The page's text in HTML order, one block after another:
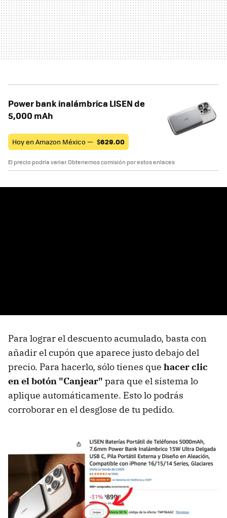
Power bank inalámbrica LISEN de
5,000 mAh
Hoy en Amazon México — $629.00
El precio podría variar. Obtenemos comisión por estos enlaces
Para lograr el descuento acumulado, basta con
añadir el cupón que aparece justo debajo del
precio. Para hacerlo, sólo tienes que hacer clic
en el botón "Canjear" para que el sistema lo
aplique automáticamente. Esto lo podrás
corroborar en el desglose de tu pedido.